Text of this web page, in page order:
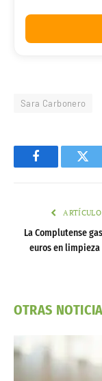
Sara Carbonero
Facebook
La Complutense
euros en
OTRAS